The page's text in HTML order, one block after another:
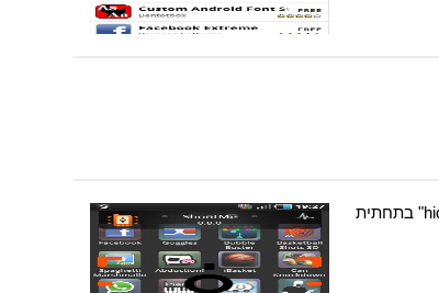
הריצו את האפליקציה ולחצו על כפתור ה"hide" בתחתית